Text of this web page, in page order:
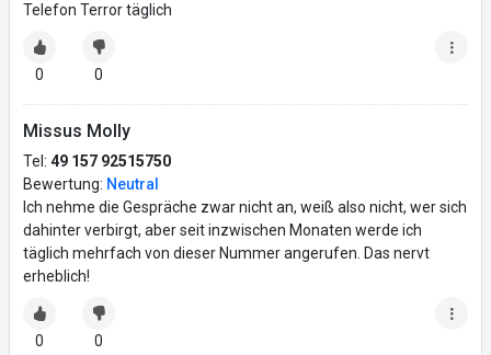
Telefon Terror täglich
0 0
Missus Molly
Tel: 49 157 92515750
Bewertung: Neutral
Ich nehme die Gespräche zwar nicht an, weiß also nicht, wer sich
dahinter verbirgt, aber seit inzwischen Monaten werde ich
täglich mehrfach von dieser Nummer angerufen. Das nervt
erheblich!
0 0